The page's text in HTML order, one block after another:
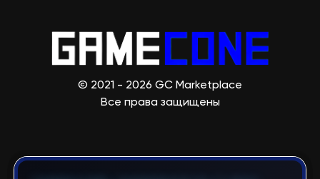
© 2021 - 2026 GC Marketplace
Все права защищены